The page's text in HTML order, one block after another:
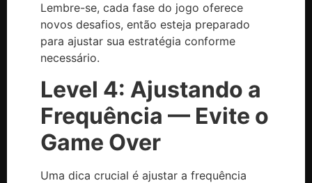
Lembre-se, cada fase do jogo oferece
novos desafios, então esteja preparado
para ajustar sua estratégia conforme
necessário.
Level 4: Ajustando a
Frequência — Evite o
Game Over
Uma dica crucial é ajustar a frequência